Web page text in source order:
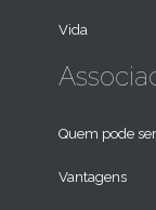
Vida
Quem pode
Vantagens